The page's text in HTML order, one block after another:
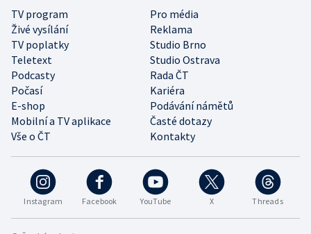
Instagram Facebook YouTube X Threads
TV program
Pro média
Živé vysílání
Reklama
TV poplatky
Studio Brno
Teletext
Studio Ostrava
Podcasty
Rada ČT
Počasí
Kariéra
E-shop
Podávání námětů
Mobilní a TV aplikace
Časté dotazy
Vše o ČT
Kontakty